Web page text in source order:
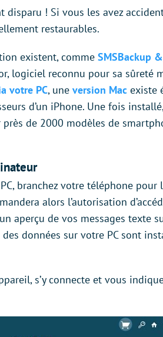
disparu ! Si vous les avez
restaurables.
existent, comme SMSBackup
logiciel reconnu pour sa sûreté
votre PC, une version Mac existe
d’un iPhone. Une fois
de 2000 modèles de
branchez votre téléphone pour
alors l’autorisation
aperçu de vos messages texte
données sur votre PC sont
s’y connecte et vous